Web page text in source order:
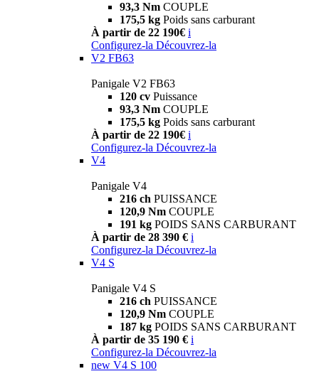
93,3 Nm COUPLE
175,5 kg Poids sans carburant
À partir de 22 190€ i
Configurez-la Découvrez-la
V2 FB63
Panigale V2 FB63
120 cv Puissance
93,3 Nm COUPLE
175,5 kg Poids sans carburant
À partir de 22 190€ i
Configurez-la Découvrez-la
V4
Panigale V4
216 ch PUISSANCE
120,9 Nm COUPLE
191 kg POIDS SANS CARBURANT
À partir de 28 390 € i
Configurez-la Découvrez-la
V4 S
Panigale V4 S
216 ch PUISSANCE
120,9 Nm COUPLE
187 kg POIDS SANS CARBURANT
À partir de 35 190 € i
Configurez-la Découvrez-la
new V4 S 100